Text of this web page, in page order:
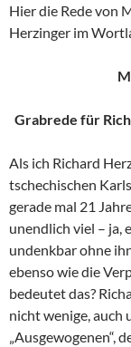
Hier die Rede von
Herzinger im
Grabrede für
Als ich Richard
tschechischen
gerade mal 21
unendlich viel – ja,
undenkbar ohne
ebenso wie die
bedeutet das?
nicht wenige, auch
„Ausgewogenen“,